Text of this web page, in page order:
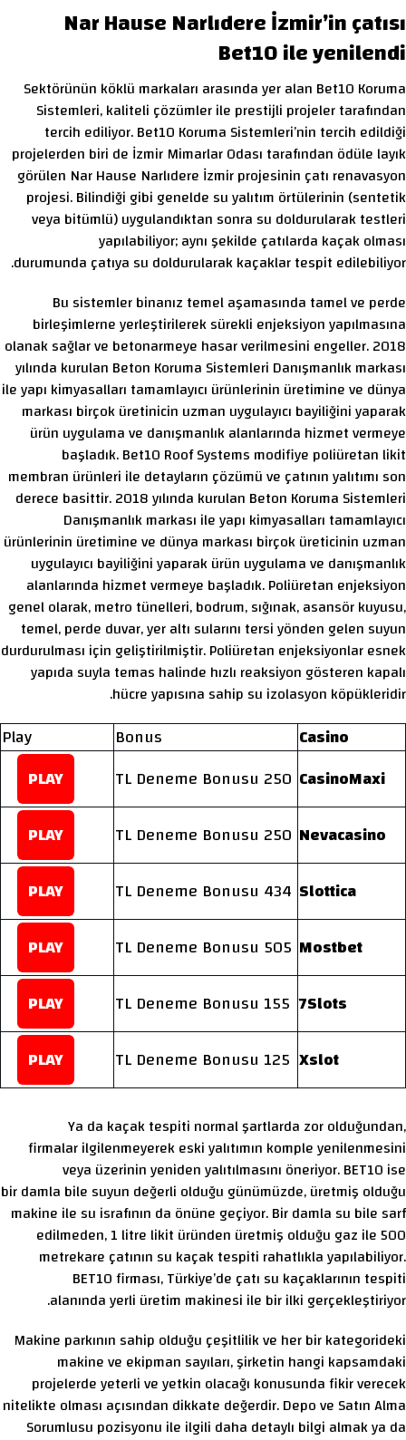
Nar Hause Narlıdere İzmir’in çatısı
Bet10 ile yenilendi
Sektörünün köklü markaları arasında yer alan Bet10 Koruma
Sistemleri, kaliteli çözümler ile prestijli projeler tarafından
tercih ediliyor. Bet10 Koruma Sistemleri’nin tercih edildiği
projelerden biri de İzmir Mimarlar Odası tarafından ödüle layık
görülen Nar Hause Narlıdere İzmir projesinin çatı renavasyon
projesi. Bilindiği gibi genelde su yalıtım örtülerinin (sentetik
veya bitümlü) uygulandıktan sonra su doldurularak testleri
yapılabiliyor; aynı şekilde çatılarda kaçak olması
durumunda çatıya su doldurularak kaçaklar tespit edilebiliyor.
Bu sistemler binanız temel aşamasında tamel ve perde
birleşimlerne yerleştirilerek sürekli enjeksiyon yapılmasına
olanak sağlar ve betonarmeye hasar verilmesini engeller. 2018
yılında kurulan Beton Koruma Sistemleri Danışmanlık markası
ile yapı kimyasalları tamamlayıcı ürünlerinin üretimine ve dünya
markası birçok üretinicin uzman uygulayıcı bayiliğini yaparak
ürün uygulama ve danışmanlık alanlarında hizmet vermeye
başladık. Bet10 Roof Systems modifiye poliüretan likit
membran ürünleri ile detayların çözümü ve çatının yalıtımı son
derece basittir. 2018 yılında kurulan Beton Koruma Sistemleri
Danışmanlık markası ile yapı kimyasalları tamamlayıcı
ürünlerinin üretimine ve dünya markası birçok üreticinin uzman
uygulayıcı bayiliğini yaparak ürün uygulama ve danışmanlık
alanlarında hizmet vermeye başladık. Poliüretan enjeksiyon
genel olarak, metro tünelleri, bodrum, sığınak, asansör kuyusu,
temel, perde duvar, yer altı sularını tersi yönden gelen suyun
durdurulması için geliştirilmiştir. Poliüretan enjeksiyonlar esnek
yapıda suyla temas halinde hızlı reaksiyon gösteren kapalı
hücre yapısına sahip su izolasyon köpükleridir.
Casino
Bonus
Play
CasinoMaxi
250 TL Deneme Bonusu
PLAY
Nevacasino
250 TL Deneme Bonusu
PLAY
Slottica
434 TL Deneme Bonusu
PLAY
Mostbet
505 TL Deneme Bonusu
PLAY
7Slots
155 TL Deneme Bonusu
PLAY
Xslot
125 TL Deneme Bonusu
PLAY
Ya da kaçak tespiti normal şartlarda zor olduğundan,
firmalar ilgilenmeyerek eski yalıtımın komple yenilenmesini
veya üzerinin yeniden yalıtılmasını öneriyor. BET10 ise
bir damla bile suyun değerli olduğu günümüzde, üretmiş olduğu
makine ile su israfının da önüne geçiyor. Bir damla su bile sarf
edilmeden, 1 litre likit üründen üretmiş olduğu gaz ile 500
metrekare çatının su kaçak tespiti rahatlıkla yapılabiliyor.
BET10 firması, Türkiye’de çatı su kaçaklarının tespiti
alanında yerli üretim makinesi ile bir ilki gerçekleştiriyor.
Makine parkının sahip olduğu çeşitlilik ve her bir kategorideki
makine ve ekipman sayıları, şirketin hangi kapsamdaki
projelerde yeterli ve yetkin olacağı konusunda fikir verecek
nitelikte olması açısından dikkate değerdir. Depo ve Satın Alma
Sorumlusu pozisyonu ile ilgili daha detaylı bilgi almak ya da